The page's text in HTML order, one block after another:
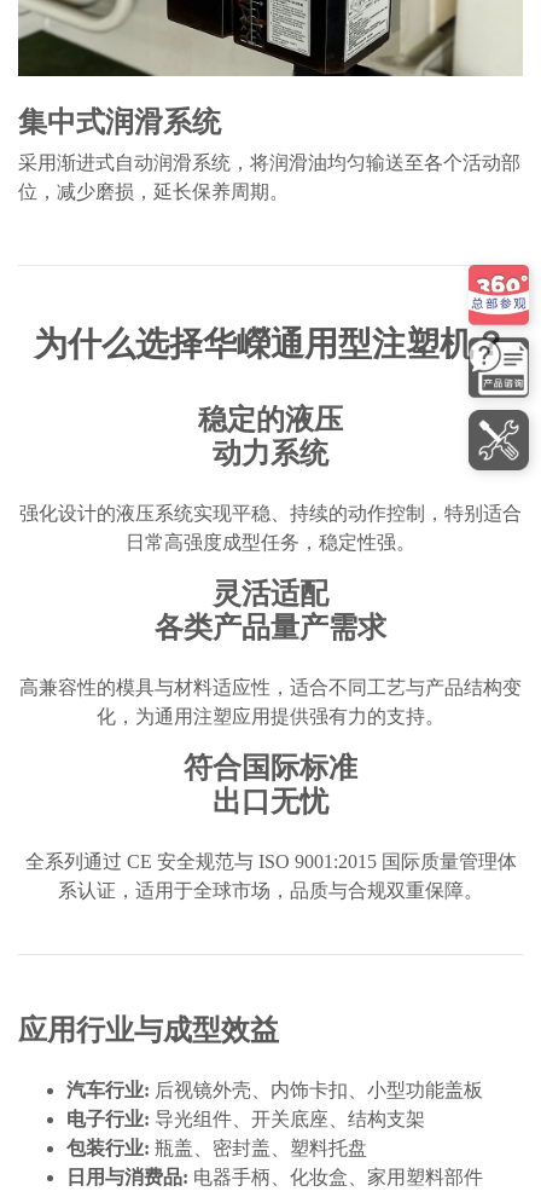
集中式润滑系统
采用渐进式自动润滑系统，将润滑油均匀输送至各个活动部
位，减少磨损，延长保养周期。
为什么选择华嶸通用型注塑机？
稳定的液压
动力系统
强化设计的液压系统实现平稳、持续的动作控制，特别适合
日常高强度成型任务，稳定性强。
灵活适配
各类产品量产需求
高兼容性的模具与材料适应性，适合不同工艺与产品结构变
化，为通用注塑应用提供强有力的支持。
符合国际标准
出口无忧
全系列通过 CE 安全规范与 ISO 9001:2015 国际质量管理体
系认证，适用于全球市场，品质与合规双重保障。
应用行业与成型效益
汽车行业: 后视镜外壳、内饰卡扣、小型功能盖板
电子行业: 导光组件、开关底座、结构支架
包装行业: 瓶盖、密封盖、塑料托盘
日用与消费品: 电器手柄、化妆盒、家用塑料部件